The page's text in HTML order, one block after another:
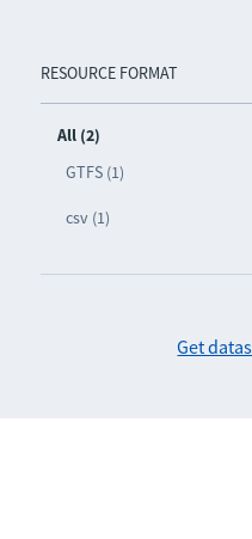
RESOURCE FORMAT
All (2)
GTFS (1)
csv (1)
Get